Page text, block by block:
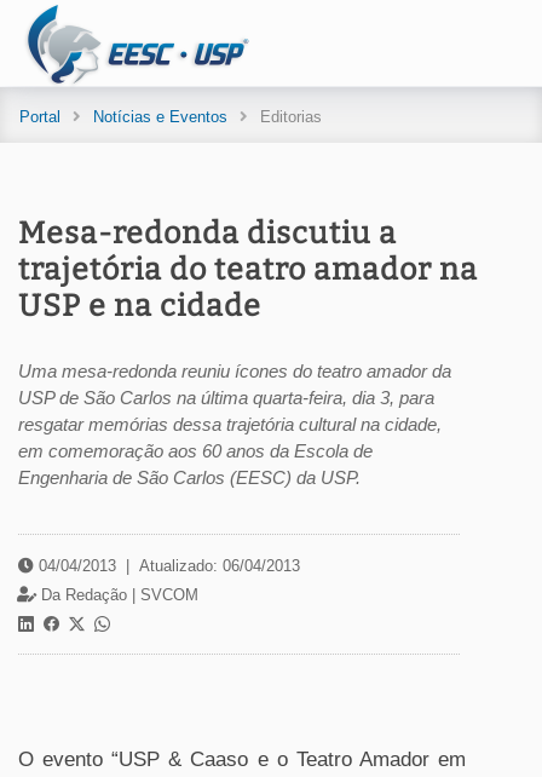
Portal Notícias e Eventos Editorias
Mesa-redonda discutiu a
trajetória do teatro amador na
USP e na cidade
Uma mesa-redonda reuniu ícones do teatro amador da
USP de São Carlos na última quarta-feira, dia 3, para
resgatar memórias dessa trajetória cultural na cidade,
em comemoração aos 60 anos da Escola de
Engenharia de São Carlos (EESC) da USP.
04/04/2013
Atualizado: 06/04/2013
Da Redação | SVCOM
O evento “USP & Caaso e o Teatro Amador em